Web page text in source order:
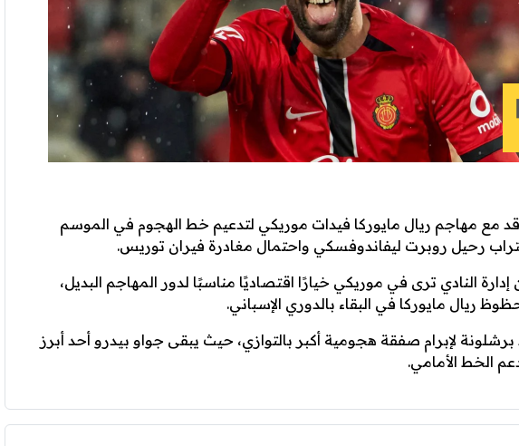
مع مهاجم ريال مايوركا فيدات موريكي لتدعيم خط الهجوم في الموسم
رحيل روبرت ليفاندوفسكي واحتمال مغادرة فيران توريس.
إدارة النادي ترى في موريكي خيارًا اقتصاديًا مناسبًا لدور المهاجم البديل،
ريال مايوركا في البقاء بالدوري الإسباني.
لإبرام صفقة هجومية أكبر بالتوازي، حيث يبقى جواو بيدرو أحد أبرز
الخط الأمامي.